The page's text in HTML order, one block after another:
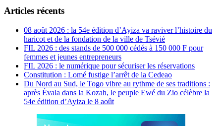
Articles récents
08 août 2026 : la 54e édition d’Ayiza va raviver l’histoire du
haricot et de la fondation de la ville de Tsévié
FIL 2026 : des stands de 500 000 cédés à 150 000 F pour
femmes et jeunes entrepreneurs
FIL 2026 : le numérique pour sécuriser les réservations
Constitution : Lomé fustige l’arrêt de la Cedeao
Du Nord au Sud, le Togo vibre au rythme de ses traditions :
après Évala dans la Kozah, le peuple Ewé du Zio célèbre la
54e édition d’Ayiza le 8 août